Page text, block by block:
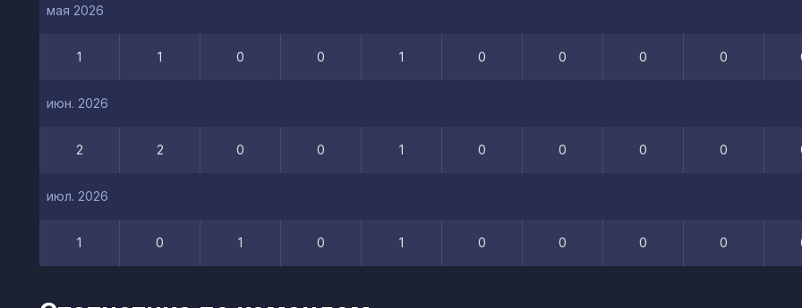
мая 2026
1 1 0 0 1 0 0 0 0
июн. 2026
2 2 0 0 1 0 0 0 0
июл. 2026
1 0 1 0 1 0 0 0 0